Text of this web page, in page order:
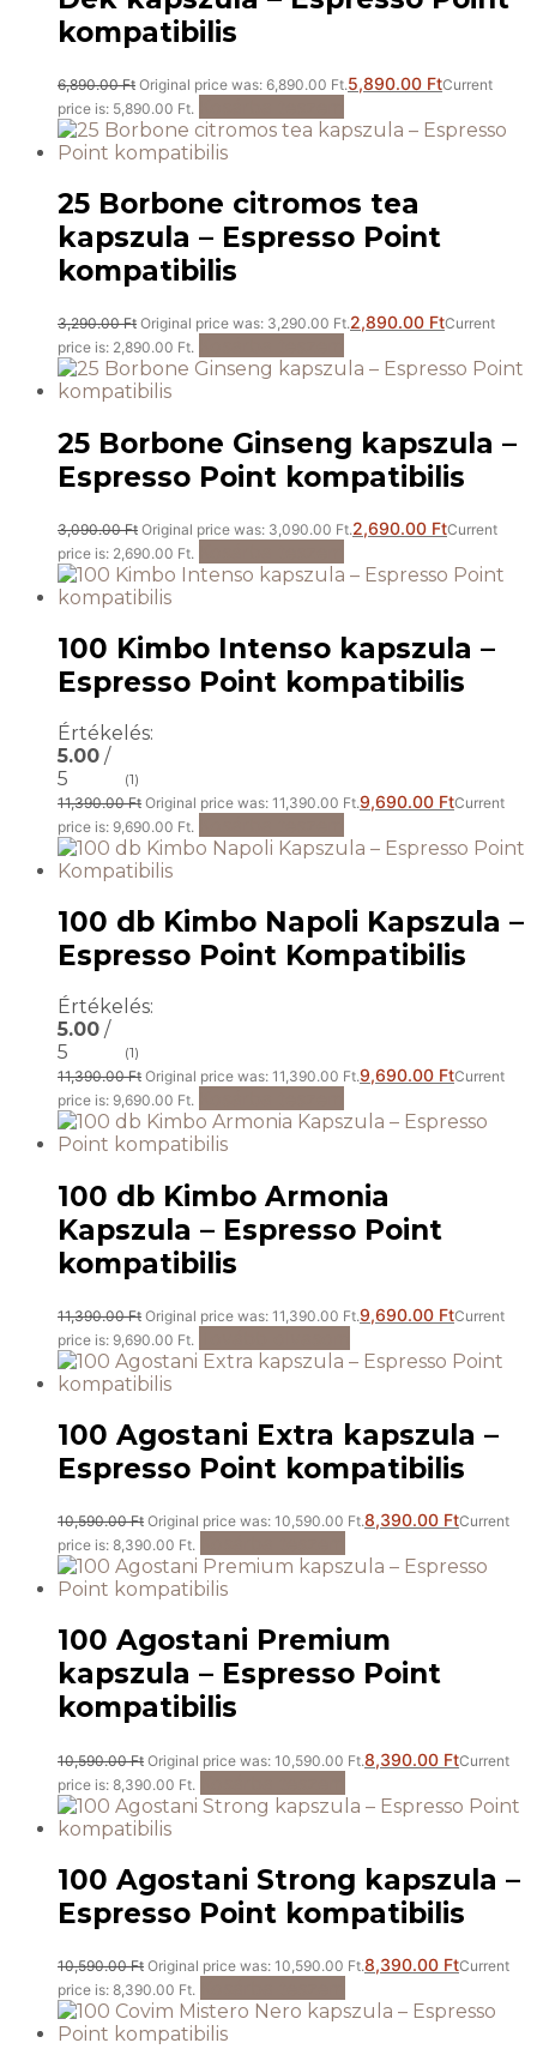
kompatibilis
6,890.00Ft Original price was: 6,890.00 Ft.5,890.00 FtCurrent
price is: 5,890.00 Ft.
25 Borbone citromos tea
kapszula – Espresso Point
kompatibilis
3,290.00Ft Original price was: 3,290.00 Ft.2,890.00 FtCurrent
price is: 2,890.00 Ft.
25 Borbone Ginseng kapszula –
Espresso Point kompatibilis
3,090.00Ft Original price was: 3,090.00 Ft.2,690.00 FtCurrent
price is: 2,690.00 Ft.
100 Kimbo Intenso kapszula –
Espresso Point kompatibilis
Értékelés:
5.00 /
5
(1)
11,390.00Ft Original price was: 11,390.00 Ft.9,690.00 FtCurrent
price is: 9,690.00 Ft.
100 db Kimbo Napoli Kapszula –
Espresso Point Kompatibilis
Értékelés:
5.00 /
5
(1)
11,390.00Ft Original price was: 11,390.00 Ft.9,690.00 FtCurrent
price is: 9,690.00 Ft.
100 db Kimbo Armonia
Kapszula – Espresso Point
kompatibilis
11,390.00Ft Original price was: 11,390.00 Ft.9,690.00 FtCurrent
price is: 9,690.00 Ft.
100 Agostani Extra kapszula –
Espresso Point kompatibilis
10,590.00Ft Original price was: 10,590.00 Ft.8,390.00 FtCurrent
price is: 8,390.00 Ft.
100 Agostani Premium
kapszula – Espresso Point
kompatibilis
10,590.00Ft Original price was: 10,590.00 Ft.8,390.00 FtCurrent
price is: 8,390.00 Ft.
100 Agostani Strong kapszula –
Espresso Point kompatibilis
10,590.00Ft Original price was: 10,590.00 Ft.8,390.00 FtCurrent
price is: 8,390.00 Ft.